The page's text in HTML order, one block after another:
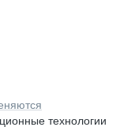
технологии